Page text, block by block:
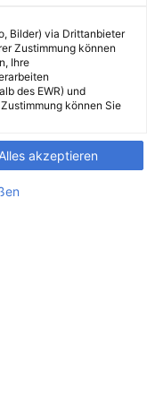
Bilder) via Drittanbieter
Zustimmung können
Ihre
des EWR) und
können Sie
Alles akzeptieren